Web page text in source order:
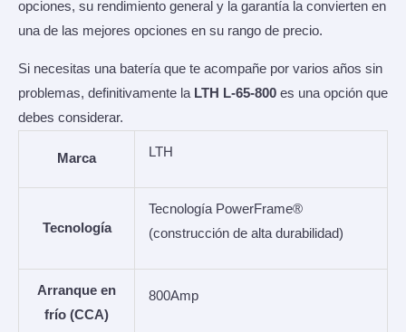
opciones, su rendimiento general y la garantía la convierten en
una de las mejores opciones en su rango de precio.
Si necesitas una batería que te acompañe por varios años sin
problemas, definitivamente la LTH L-65-800 es una opción que
debes considerar.
Marca LTH
Tecnología
Tecnología PowerFrame®
(construcción de alta durabilidad)
Arranque en
frío (CCA)
800Amp